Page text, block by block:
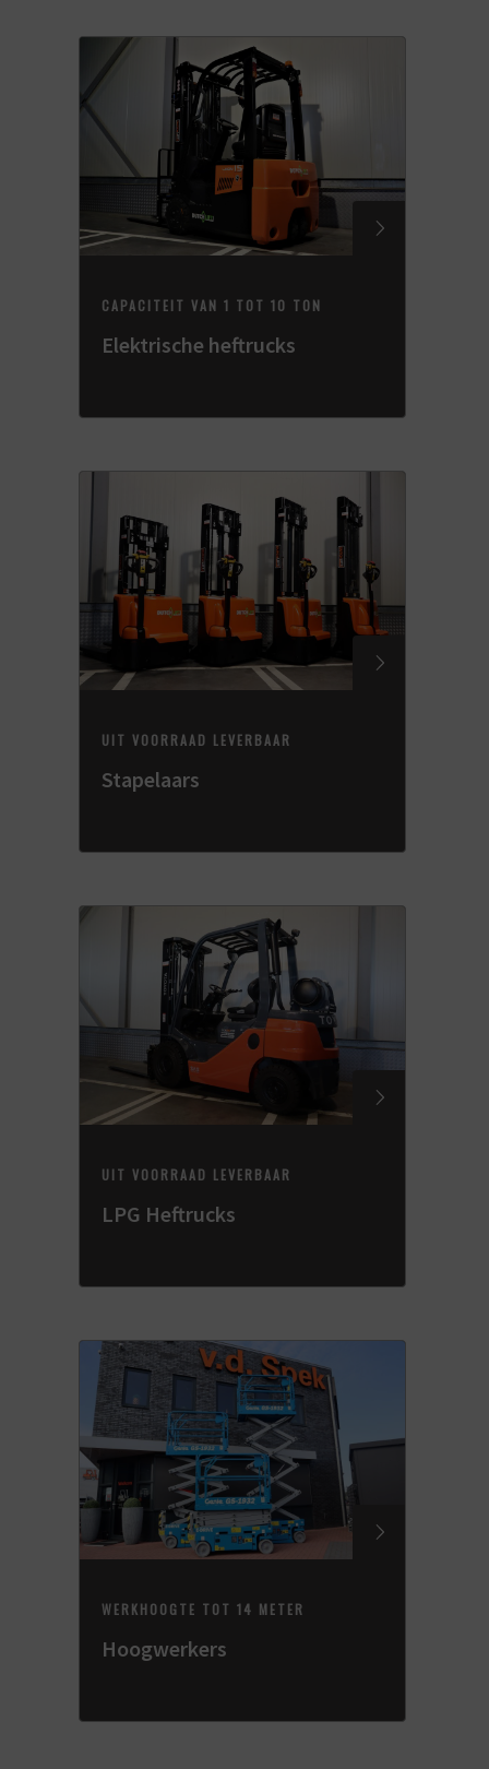
CAPACITEIT VAN 1 TOT 10 TON
Elektrische heftrucks
UIT VOORRAAD LEVERBAAR
Stapelaars
UIT VOORRAAD LEVERBAAR
LPG Heftrucks
WERKHOOGTE TOT 14 METER
Hoogwerkers